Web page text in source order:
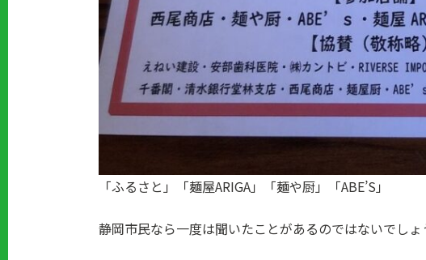
「ふるさと」「麺屋ARIGA」「麺や厨」「ABE’S」
静岡市民なら一度は聞いたことがあるのではないでしょ